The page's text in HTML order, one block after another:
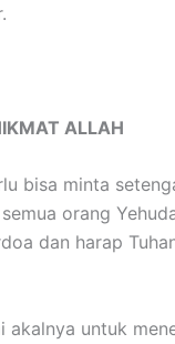
ALLAH
bisa minta
orang
dan harap
akalnya untuk